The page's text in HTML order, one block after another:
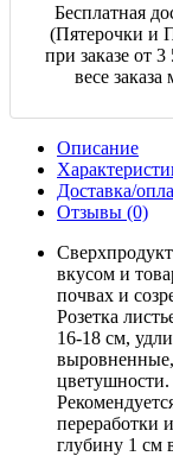
Бесплатная
(Пятерочки и
при заказе от
весе заказа
Описание
Доставка/
Отзывы (0)
вкусом и
почвах и
Розетка
16-18 см,
цветушности.
переработки
глубину 1 см